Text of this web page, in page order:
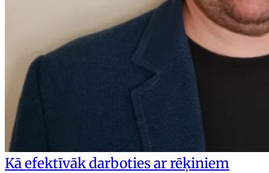
Kā efektīvāk darboties ar rēķiniem